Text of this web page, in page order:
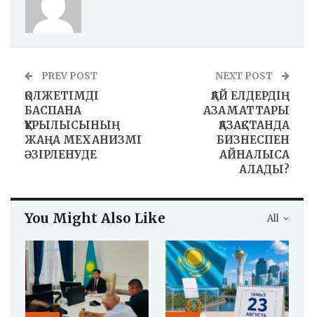
PREV POST
ҚОЛЖЕТІМДІ
БАСПАНА
ҚҰРЫЛЫСЫНЫҢ
ЖАҢА МЕХАНИЗМІ
ӘЗІРЛЕНУДЕ
NEXT POST
ҚАЙ ЕЛДЕРДІҢ
АЗАМАТТАРЫ
ҚАЗАҚСТАНДА
БИЗНЕСПЕН
АЙНАЛЫСА
АЛАДЫ?
All
You Might Also Like